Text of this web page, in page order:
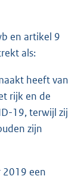
en artikel 9
als:
heeft van
rijk en de
19, terwijl zij
zijn
2019 een